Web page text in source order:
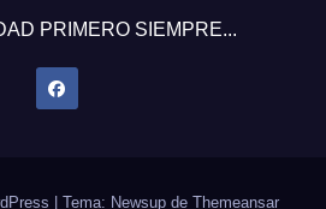
PRIMERO SIEMPRE...
Tema: Newsup de Themeansar